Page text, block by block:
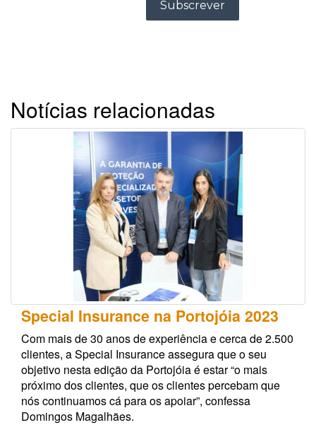
Notícias relacionadas
Special Insurance na Portojóia 2023
Com mais de 30 anos de experiência e cerca de 2.500
clientes, a Special Insurance assegura que o seu
objetivo nesta edição da Portojóia é estar “o mais
próximo dos clientes, que os clientes percebam que
nós continuamos cá para os apoiar”, confessa
Domingos Magalhães.